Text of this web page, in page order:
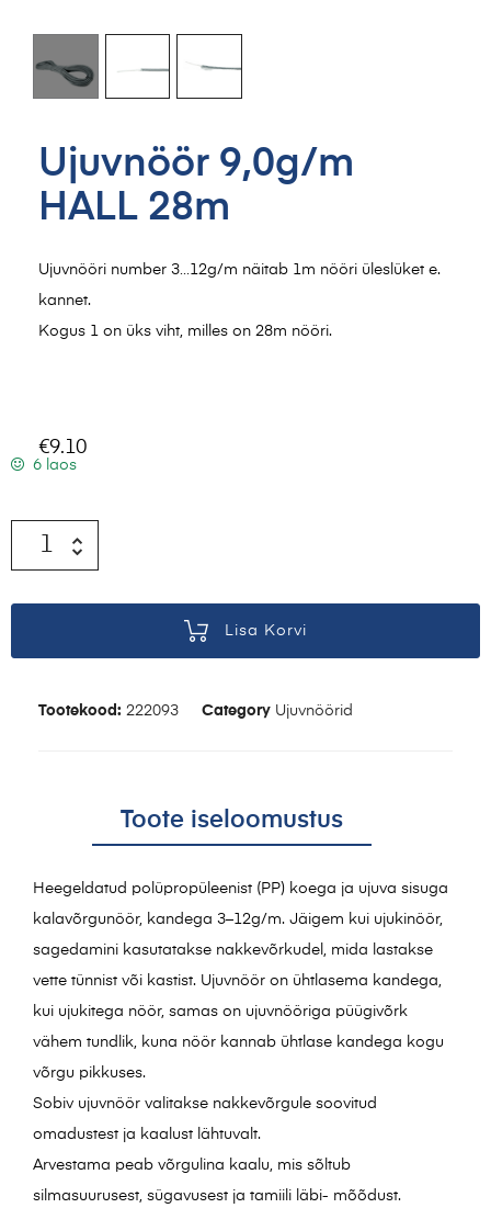
Ujuvnöör 9,0g/m
HALL 28m
Ujuvnööri number 3…12g/m näitab 1m nööri üleslüket e.
kannet.
Kogus 1 on üks viht, milles on 28m nööri.
€9.10
6 laos
Lisa Korvi
Tootekood: 222093 Category Ujuvnöörid
Toote iseloomustus
Heegeldatud polüpropüleenist (PP) koega ja ujuva sisuga
kalavõrgunöör, kandega 3–12g/m. Jäigem kui ujukinöör,
sagedamini kasutatakse nakkevõrkudel, mida lastakse
vette tünnist või kastist. Ujuvnöör on ühtlasema kandega,
kui ujukitega nöör, samas on ujuvnööriga püügivõrk
vähem tundlik, kuna nöör kannab ühtlase kandega kogu
võrgu pikkuses.
Sobiv ujuvnöör valitakse nakkevõrgule soovitud
omadustest ja kaalust lähtuvalt.
Arvestama peab võrgulina kaalu, mis sõltub
silmasuurusest, sügavusest ja tamiili läbi- mõõdust.